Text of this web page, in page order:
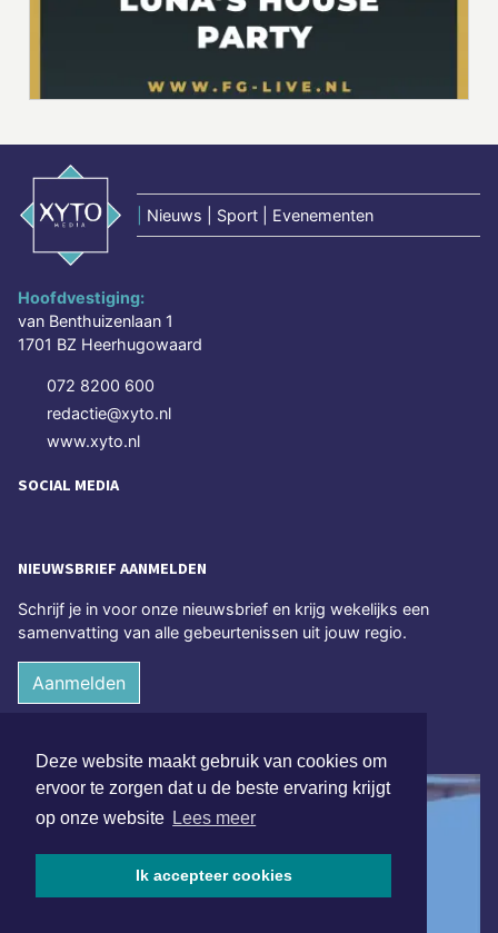
Deze website maakt gebruik van cookies om
ervoor te zorgen dat u de beste ervaring krijgt
op onze website Lees meer
Ik accepteer cookies
Nieuws | Sport | Evenementen
Hoofdvestiging:
van Benthuizenlaan 1
1701 BZ Heerhugowaard
072 8200 600
redactie@xyto.nl
www.xyto.nl
SOCIAL MEDIA
NIEUWSBRIEF AANMELDEN
Schrijf je in voor onze nieuwsbrief en krijg wekelijks een
samenvatting van alle gebeurtenissen uit jouw regio.
Aanmelden